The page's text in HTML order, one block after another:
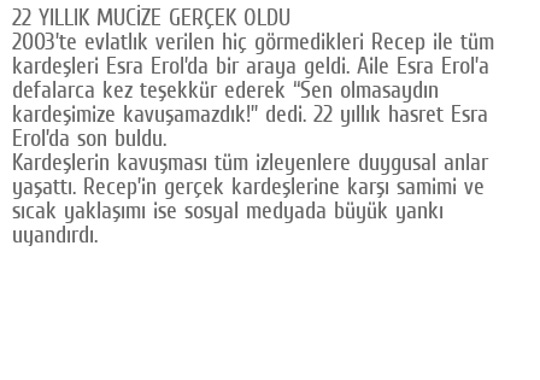
22 YILLIK MUCİZE GERÇEK OLDU
2003’te evlatlık verilen hiç görmedikleri Recep ile tüm
kardeşleri Esra Erol’da bir araya geldi. Aile Esra Erol’a
defalarca kez teşekkür ederek “Sen olmasaydın
kardeşimize kavuşamazdık!” dedi. 22 yıllık hasret Esra
Erol’da son buldu.
Kardeşlerin kavuşması tüm izleyenlere duygusal anlar
yaşattı. Recep’in gerçek kardeşlerine karşı samimi ve
sıcak yaklaşımı ise sosyal medyada büyük yankı
uyandırdı.